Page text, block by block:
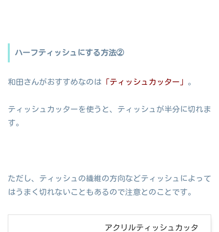
ハーフティッシュにする方法②
和田さんがおすすめなのは 「ティッシュカッター」 。
ティッシュカッターを使うと、ティッシュが半分に切れま
す。
ただし、ティッシュの繊維の方向などティッシュによって
はうまく切れないこともあるので注意とのことです。
アクリルティッシュカッタ